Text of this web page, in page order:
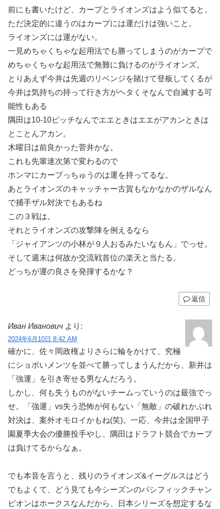
前にも書いたけど、カープとライオンズはよう似てると。
ただ決定的に違うのはカープには運だけは強いこと。
ライオンズには運がない。
一見めちゃくちゃな起用法でも勝ってしまうのがカープで
めちゃくちゃな起用法で無難に負けるのがライオンズ。
とりあえず今井は先週のリベンジを賭けて登板してくるが
今井は気持ちの持って行き方がヘタくそなんで自滅する可
能性もある
隅田は10-10ピッチなんでエエときはエエがアカンときは
とことんアカン。
木曜日は前良かった菅井かな。
これも先輩達次第で変わるので
ホンマにカープっちゅうのは運を持ってるな。
あとライオンズのキャッチャー古賀もなかなかのザルなん
で捕手ザル対決でもあるね
この３戦は。
それとライオンズの攻撃陣を例えるなら
「ジャイアンツの小林が９人おるみたいなもん」でっせ。
そして週末は何故か交流戦首位の楽天と当たる。
どっちが運の良さを発揮するかな？
返信
Иван Иванович より:
2024年6月10日 8:42 AM
確かに、佐々岡政権よりさらに輪をかけて、究極
にショボいメンツを並べて勝ってしまうんだから、新井は
「強運」を引き寄せる男なんだろう。
しかし、何も失うものがないチームっていうのは最強でっ
せ。「強運」vs失う恐怖が何もない「無敵」の破れかぶれ
対決は、案外オモロイかもね(笑)。一応、今井は全国甲子
園夏季大会の優勝投手やし、隅田はドラフト競合でカープ
は負けてるからなぁ。
でも本音を言うと、残りのライオンズ&イーグルスはどう
でもよくて、どう見ても今シーズンのパシフィックチャン
ピオンはホークスなんだから、日本シリーズを想定するな